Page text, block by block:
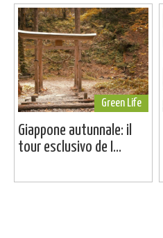
Green Life
Giappone autunnale: il
tour esclusivo de I...